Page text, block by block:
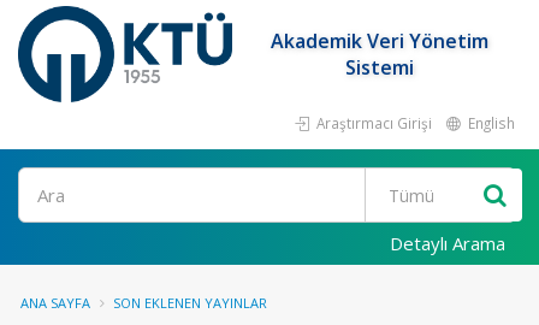
Akademik Veri Yönetim
Sistemi
Araştırmacı Girişi English
Ara
Detaylı Arama
ANA SAYFA SON EKLENEN YAYINLAR